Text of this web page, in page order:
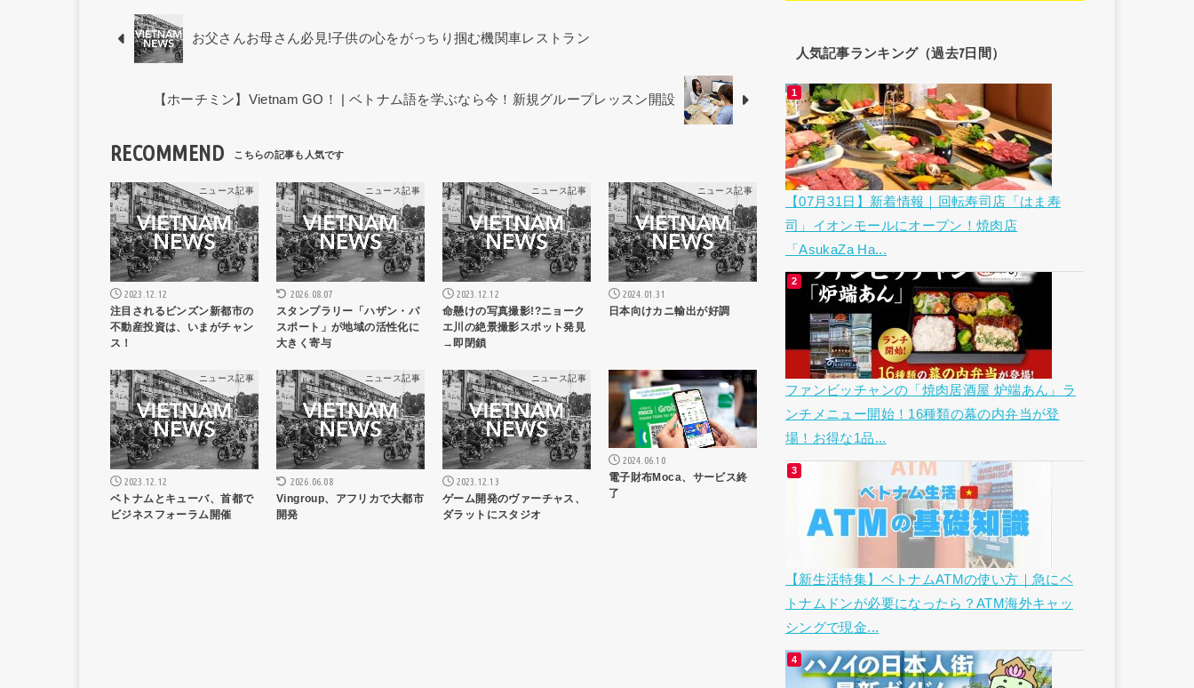
お父さんお母さん必見!子供の心をがっちり掴む機関車レストラン
【ホーチミン】Vietnam GO！ | ベトナム語を学ぶなら今！新規グループレッスン開設
RECOMMEND
ニュース記事
2023.12.12
注目されるビンズン新都市の
不動産投資は、いまがチャン
ス！
ニュース記事
2026.08.07
スタンプラリー「ハザン・パ
スポート」が地域の活性化に
大きく寄与
ニュース記事
2023.12.12
命懸けの写真撮影!?ニョーク
エ川の絶景撮影スポット発見
→即閉鎖
ニュース記事
2024.01.31
日本向けカニ輸出が好調
ニュース記事
2023.12.12
ベトナムとキューバ、首都で
ビジネスフォーラム開催
ニュース記事
2026.06.08
Vingroup、アフリカで大都市
開発
ニュース記事
2023.12.13
ゲーム開発のヴァーチャス、
ダラットにスタジオ
ニュース記事
2024.06.10
電子財布Moca、サービス終
了
人気記事ランキング（過去7日間）
【07月31日】新着情報｜回転寿司店「はま寿
司」イオンモールにオープン！焼肉店
「AsukaZa Ha...
ファンビッチャンの「焼肉居酒屋 炉端あん」ラ
ンチメニュー開始！16種類の幕の内弁当が登
場！お得な1品...
【新生活特集】ベトナムATMの使い方｜急にベ
トナムドンが必要になったら？ATM海外キャッ
シングで現金...